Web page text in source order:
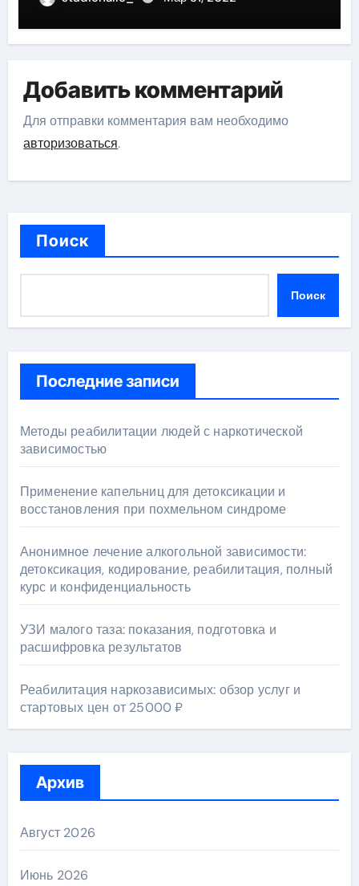
Добавить комментарий
Для отправки комментария вам необходимо
авторизоваться.
Поиск
Поиск
Последние записи
Методы реабилитации людей с наркотической
зависимостью
Применение капельниц для детоксикации и
восстановления при похмельном синдроме
Анонимное лечение алкогольной зависимости:
детоксикация, кодирование, реабилитация, полный
курс и конфиденциальность
УЗИ малого таза: показания, подготовка и
расшифровка результатов
Реабилитация наркозависимых: обзор услуг и
стартовых цен от 25000 ₽
Архив
Август 2026
Июнь 2026